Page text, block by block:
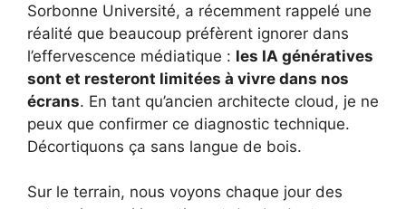
Sorbonne Université, a récemment rappelé une
réalité que beaucoup préfèrent ignorer dans
l’effervescence médiatique : les IA génératives
sont et resteront limitées à vivre dans nos
écrans. En tant qu’ancien architecte cloud, je ne
peux que confirmer ce diagnostic technique.
Décortiquons ça sans langue de bois.
Sur le terrain, nous voyons chaque jour des